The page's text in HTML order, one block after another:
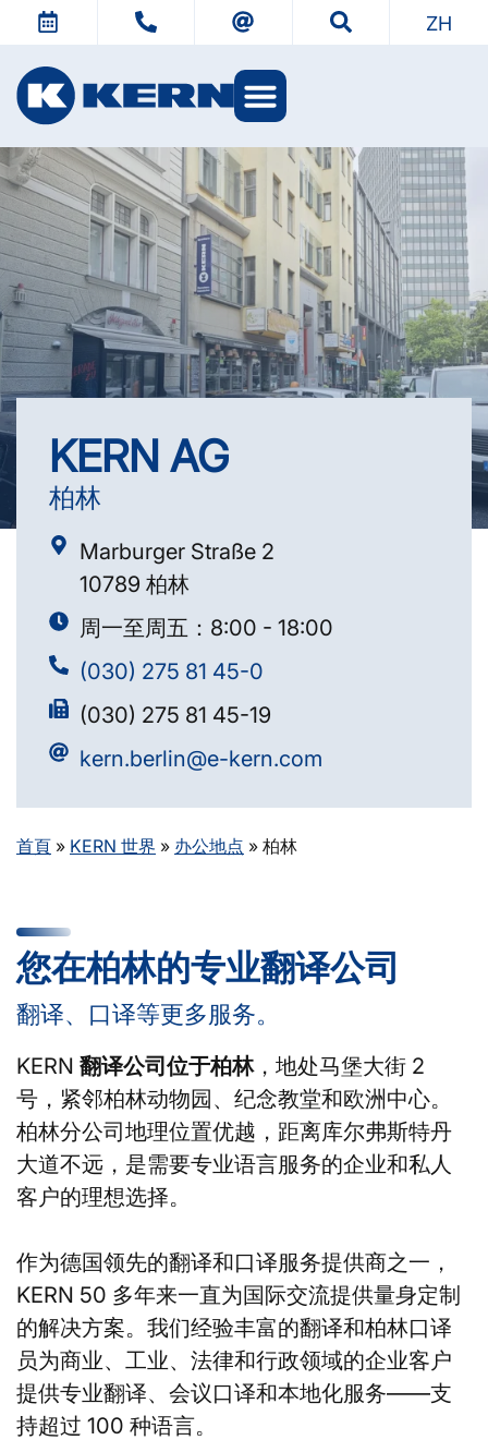
ZH
KERN AG
柏林
Marburger Straße 2
10789 柏林
周一至周五：8:00 - 18:00
(030) 275 81 45-0
(030) 275 81 45-19
kern.berlin@e-kern.com
首頁 » KERN 世界 » 办公地点 » 柏林
您在柏林的专业翻译公司
翻译、口译等更多服务。
KERN 翻译公司位于柏林，地处马堡大街 2
号，紧邻柏林动物园、纪念教堂和欧洲中心。
柏林分公司地理位置优越，距离库尔弗斯特丹
大道不远，是需要专业语言服务的企业和私人
客户的理想选择。
作为德国领先的翻译和口译服务提供商之一，
KERN 50 多年来一直为国际交流提供量身定制
的解决方案。我们经验丰富的翻译和柏林口译
员为商业、工业、法律和行政领域的企业客户
提供专业翻译、会议口译和本地化服务——支
持超过 100 种语言。